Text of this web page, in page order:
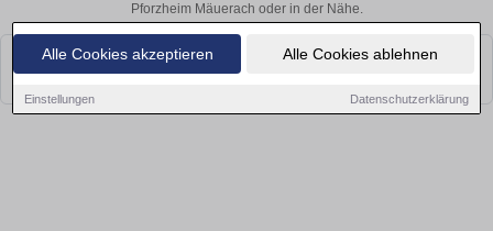
Alle Cookies akzeptieren Alle Cookies ablehnen
Einstellungen Datenschutzerklärung
Pforzheim Mäuerach oder in der Nähe.
Leider konnten wir derzeit keine passenden Objekte finden. Schauen Sie
bald wieder vorbei!